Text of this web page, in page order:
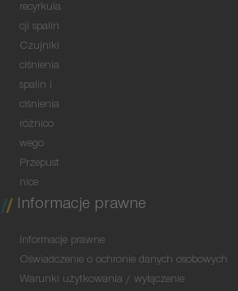
recyrkula
cji spalin
Czujniki
ciśnienia
spalin i
ciśnienia
różnico
wego
Przepust
nice
Informacje prawne
Informacje prawne
Oświadczenie o ochronie danych osobowych
Warunki użytkowania / wyłączenie